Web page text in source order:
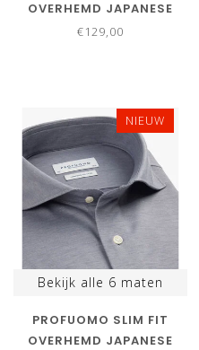
OVERHEMD JAPANESE
KNITTED DENIM BLUE
€129,00
NIEUW
Bekijk alle 6 maten
PROFUOMO SLIM FIT
OVERHEMD JAPANESE